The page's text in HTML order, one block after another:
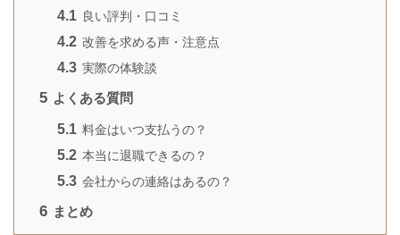
4.1 良い評判・口コミ
4.2 改善を求める声・注意点
4.3 実際の体験談
5 よくある質問
5.1 料金はいつ支払うの？
5.2 本当に退職できるの？
5.3 会社からの連絡はあるの？
6 まとめ